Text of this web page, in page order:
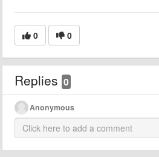
0 0
Replies 0
Anonymous